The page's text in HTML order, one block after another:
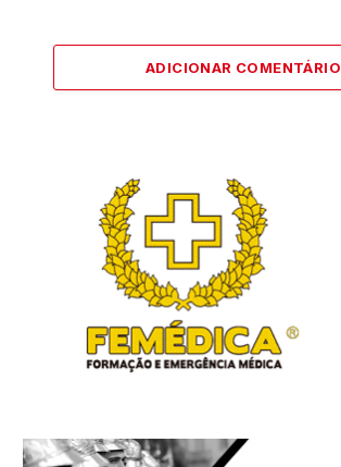
ADICIONAR COMENTÁRIO